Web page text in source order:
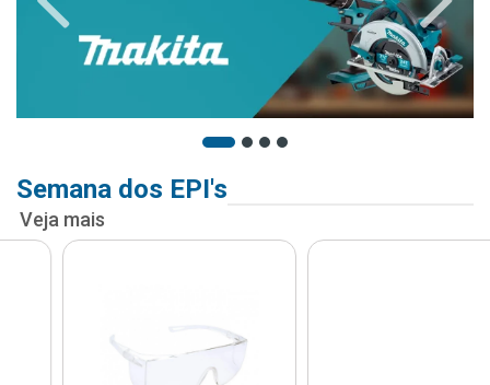
Semana dos EPI's
Veja mais